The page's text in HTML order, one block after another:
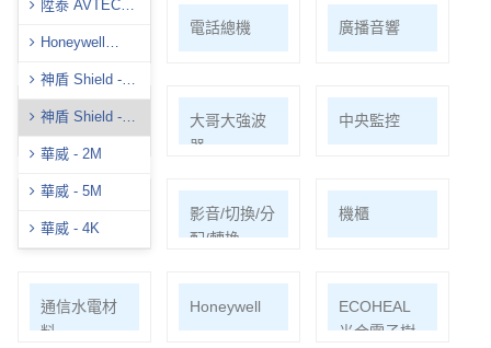
陞泰 AVTECH -
Honeywell
神盾 Shield -
5M
神盾 Shield -
4K
華威 - 2M
華威 - 5M
華威 - 4K
電話總機 廣播音響
車道系統
大哥大強波
器
中央監控
影音/切換/分
配/轉換
機櫃
通信水電材
料
Honeywell
ECOHEAL
光合電子樹